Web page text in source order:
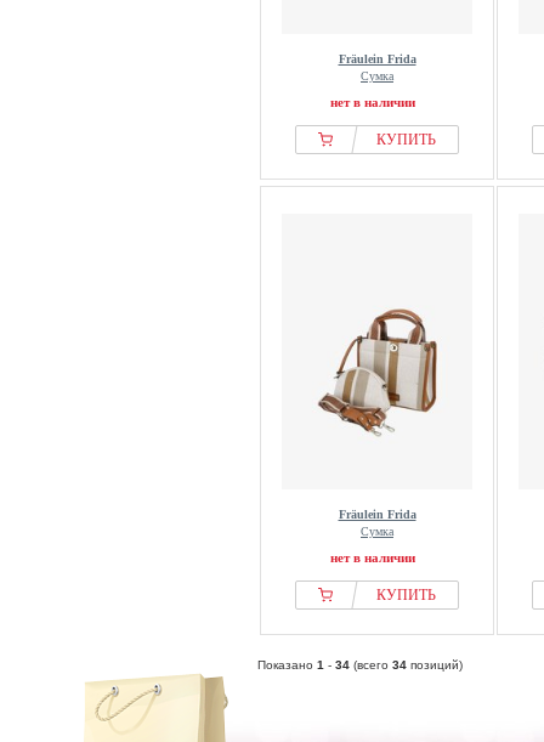
Fräulein Frida
Сумка
нет в наличии
КУПИТЬ
Fräulein Frida
Сумка
нет в наличии
КУПИТЬ
Показано 1 - 34 (всего 34 позиций)